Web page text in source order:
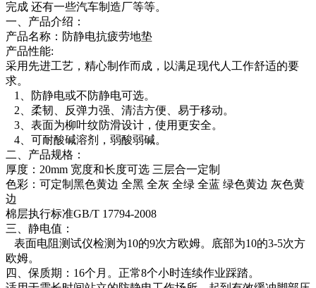
完成 还有一些汽车制造厂等等。
一、产品介绍：
产品名称：防静电抗疲劳地垫
产品性能:
采用先进工艺，精心制作而成，以满足现代人工作舒适的要
求。
1、防静电或不防静电可选。
2、柔韧、反弹力强、清洁方便、易于移动。
3、表面为柳叶纹防滑设计，使用更安全。
4、可耐酸碱溶剂，弱酸弱碱。
二、产品规格：
厚度：20mm 宽度和长度可选 三层合一定制
色彩：可定制黑色黄边 全黑 全灰 全绿 全蓝 绿色黄边 灰色黄
边
棉层执行标准GB/T 17794-2008
三、静电值：
表面电阻测试仪检测为10的9次方欧姆。底部为10的3-5次方
欧姆。
四、保质期：16个月。正常8个小时连续作业踩踏。